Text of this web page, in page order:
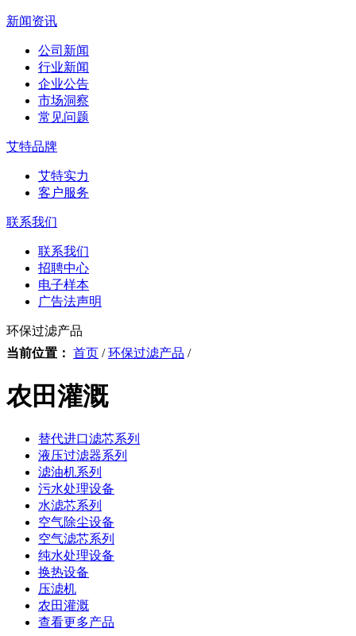
新闻资讯
公司新闻
行业新闻
企业公告
市场洞察
常见问题
艾特品牌
艾特实力
客户服务
联系我们
联系我们
招聘中心
电子样本
广告法声明
环保过滤产品
当前位置： 首页 / 环保过滤产品 /
农田灌溉
替代进口滤芯系列
液压过滤器系列
滤油机系列
污水处理设备
水滤芯系列
空气除尘设备
空气滤芯系列
纯水处理设备
换热设备
压滤机
农田灌溉
查看更多产品